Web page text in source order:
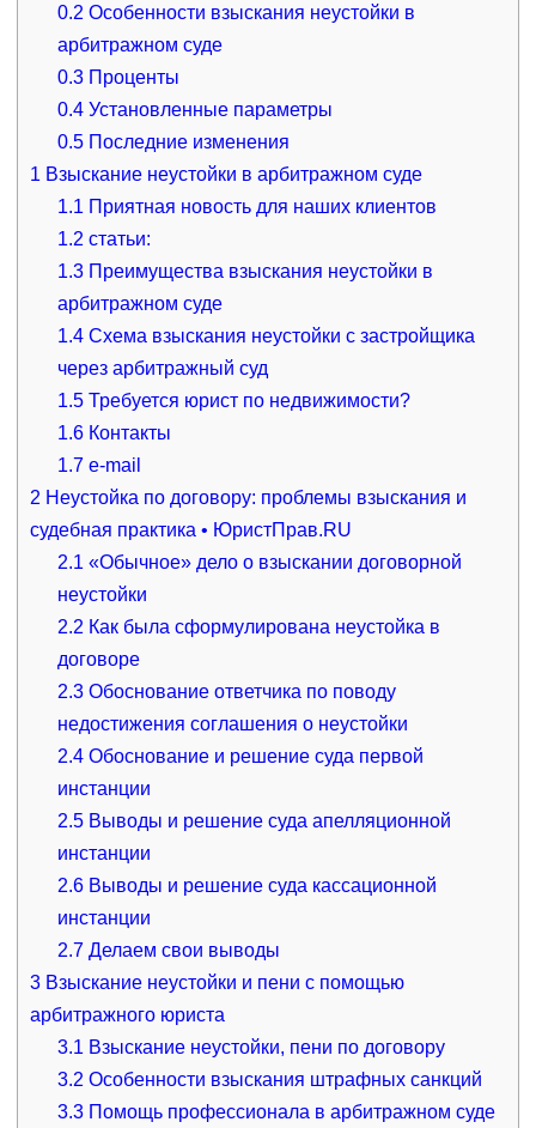
0.2 Особенности взыскания неустойки в
арбитражном суде
0.3 Проценты
0.4 Установленные параметры
0.5 Последние изменения
1 Взыскание неустойки в арбитражном суде
1.1 Приятная новость для наших клиентов
1.2 статьи:
1.3 Преимущества взыскания неустойки в
арбитражном суде
1.4 Схема взыскания неустойки с застройщика
через арбитражный суд
1.5 Требуется юрист по недвижимости?
1.6 Контакты
1.7 e-mail
2 Неустойка по договору: проблемы взыскания и
судебная практика • ЮристПрав.RU
2.1 «Обычное» дело о взыскании договорной
неустойки
2.2 Как была сформулирована неустойка в
договоре
2.3 Обоснование ответчика по поводу
недостижения соглашения о неустойки
2.4 Обоснование и решение суда первой
инстанции
2.5 Выводы и решение суда апелляционной
инстанции
2.6 Выводы и решение суда кассационной
инстанции
2.7 Делаем свои выводы
3Взыскание неустойки и пени с помощью
арбитражного юриста
3.1 Взыскание неустойки, пени по договору
3.2 Особенности взыскания штрафных санкций
3.3 Помощь профессионала в арбитражном суде